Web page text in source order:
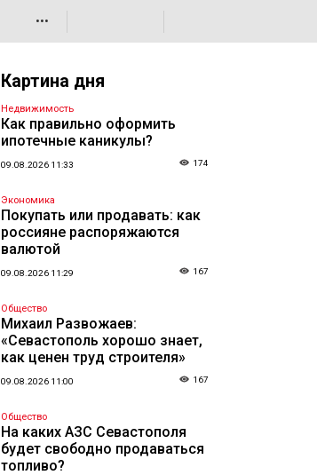
•••
Картина дня
Недвижимость
Как правильно оформить
ипотечные каникулы?
09.08.2026 11:33 174
Экономика
Покупать или продавать: как
россияне распоряжаются
валютой
09.08.2026 11:29 167
Общество
Михаил Развожаев:
«Севастополь хорошо знает,
как ценен труд строителя»
09.08.2026 11:00 167
Общество
На каких АЗС Севастополя
будет свободно продаваться
топливо?